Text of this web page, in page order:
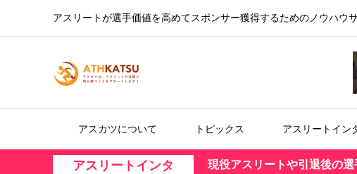
アスリートが選手価値を高めてスポンサー獲得するためのノウハウ
アスカツについて トピックス アスリートイン
アスリートインタ
現役アスリートや引退後の